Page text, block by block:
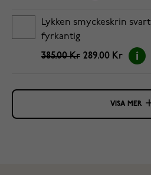
Lykken smyckeskrin svart
fyrkantig
385.00 Kr 289.00 Kr
VISA MER